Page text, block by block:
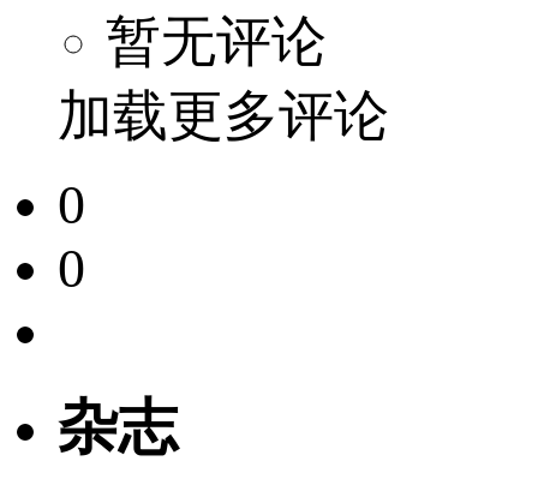
暂无评论
加载更多评论
0
0
杂志